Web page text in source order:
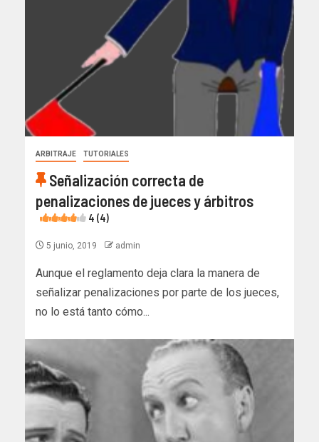
ARBITRAJE TUTORIALES
Señalización correcta de
penalizaciones de jueces y árbitros
4 (4)
5 junio, 2019 admin
Aunque el reglamento deja clara la manera de
señalizar penalizaciones por parte de los jueces,
no lo está tanto cómo...